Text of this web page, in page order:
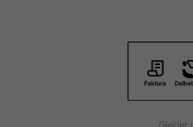
Gjelder